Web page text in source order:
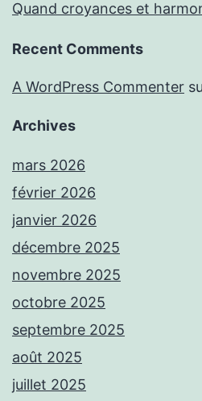
Quand croyances et
Recent Comments
A WordPress Commenter
Archives
mars 2026
février 2026
janvier 2026
décembre 2025
novembre 2025
octobre 2025
septembre 2025
août 2025
juillet 2025